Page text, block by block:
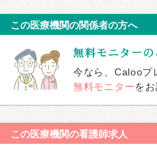
この医療機関の関係者の方へ
今なら、Calooプ
無料モニターをお
この医療機関の看護師求人